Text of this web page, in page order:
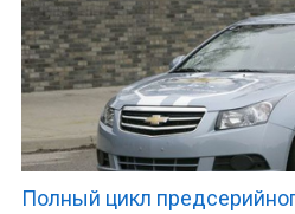
Полный цикл